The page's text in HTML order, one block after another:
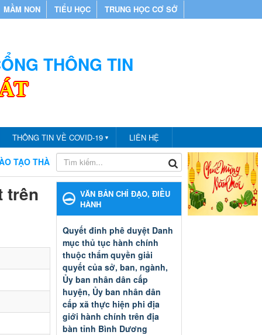
MẦM NON TIỂU HỌC TRUNG HỌC CƠ SỞ
THÔNG TIN
THÔNG TIN VỀ COVID-19 ▼ LIÊN HỆ
THÀNH PHỐ BẾN CÁT CHÀO MỪNG BẠN ĐẾN VỚI
trên
VĂN BẢN CHỈ ĐẠO, ĐIỀU
HÀNH
Quyết đinh phê duyệt Danh
mục thủ tục hành chính
thuộc thẩm quyền giải
quyết của sở, ban, ngành,
Ủy ban nhân dân cấp
huyện, Ủy ban nhân dân
cấp xã thực hiện phi địa
giới hành chính trên địa
bàn tỉnh Bình Dương